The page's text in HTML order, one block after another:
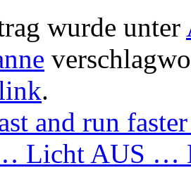
wurde unter
.
and run
Licht AUS …